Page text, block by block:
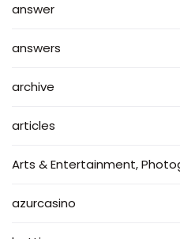
answer
answers
archive
articles
Arts & Entertainment,
azurcasino